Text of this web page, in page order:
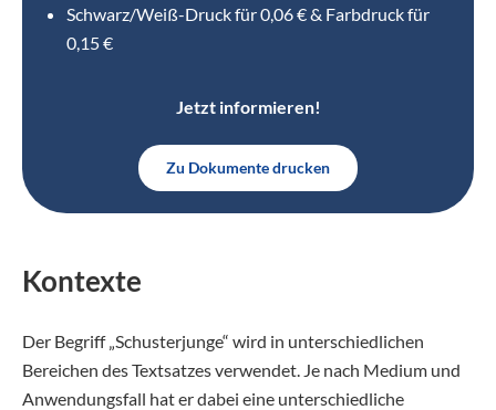
Schwarz/Weiß-Druck für 0,06 € & Farbdruck für
0,15 €
Jetzt informieren!
Zu Dokumente drucken
Kontexte
Der Begriff „Schusterjunge“ wird in unterschiedlichen
Bereichen des Textsatzes verwendet. Je nach Medium und
Anwendungsfall hat er dabei eine unterschiedliche